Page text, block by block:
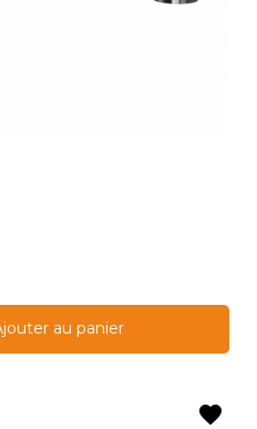
au panier
favorite